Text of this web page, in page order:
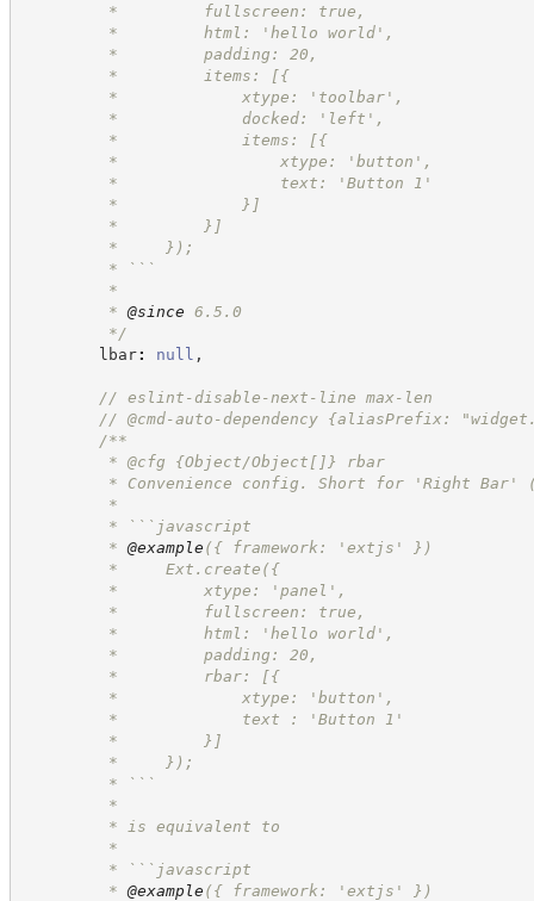
*         fullscreen: true,
*         html: 'hello world',
*         padding: 20,
*         items: [{
*             xtype: 'toolbar',
*             docked: 'left',
*             items: [{
*                 xtype: 'button',
*                 text: 'Button 1'
*             }]
*         }]
*     });
* ```
*
* @since 6.5.0
*/
lbar: null ,
// eslint-disable-next-line max-len
// @cmd-auto-dependency {aliasPrefix:
/**
* @cfg {Object/Object[]} rbar
* Convenience config. Short for 'Right Bar'
*
* ```javascript
* @example ({ framework: 'extjs' })
*     Ext.create({
*         xtype: 'panel',
*         fullscreen: true,
*         html: 'hello world',
*         padding: 20,
*         rbar: [{
*             xtype: 'button',
*             text : 'Button 1'
*         }]
*     });
* ```
*
* is equivalent to
*
* ```javascript
* @example ({ framework: 'extjs' })